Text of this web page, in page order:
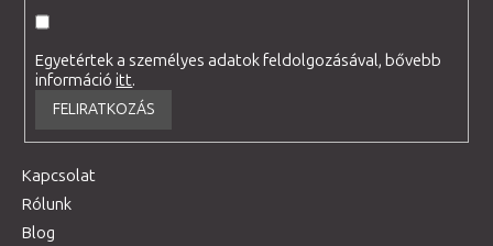
Egyetértek a személyes adatok feldolgozásával, bővebb
információitt.
FELIRATKOZÁS
Kapcsolat
Rólunk
Blog